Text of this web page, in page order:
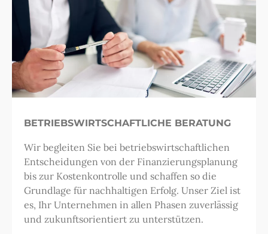
BETRIEBSWIRTSCHAFTLICHE BERATUNG
Wir begleiten Sie bei betriebswirtschaftlichen
Entscheidungen von der Finanzierungsplanung
bis zur Kostenkontrolle und schaffen so die
Grundlage für nachhaltigen Erfolg. Unser Ziel ist
es, Ihr Unternehmen in allen Phasen zuverlässig
und zukunftsorientiert zu unterstützen.